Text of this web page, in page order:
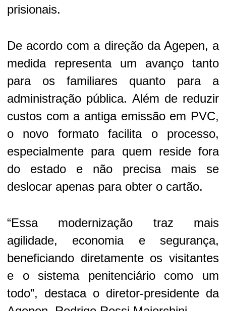
prisionais.
De acordo com a direção da Agepen, a
medida representa um avanço tanto
para os familiares quanto para a
administração pública. Além de reduzir
custos com a antiga emissão em PVC,
o novo formato facilita o processo,
especialmente para quem reside fora
do estado e não precisa mais se
deslocar apenas para obter o cartão.
“Essa modernização traz mais
agilidade, economia e segurança,
beneficiando diretamente os visitantes
e o sistema penitenciário como um
todo”, destaca o diretor-presidente da